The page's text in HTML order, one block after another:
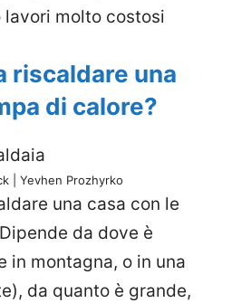
molto costosi
riscaldare una
di calore?
| Yevhen Prozhyrko
una casa con le
da dove è
in montagna, o in una
da quanto è grande,